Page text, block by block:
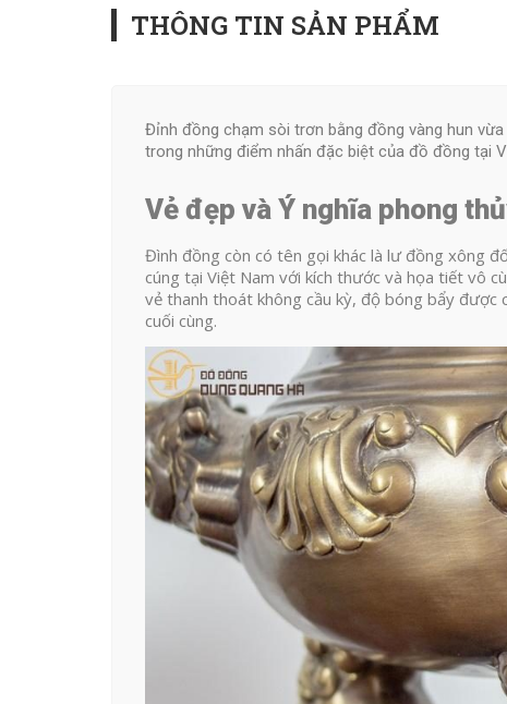
THÔNG TIN SẢN PHẨM
Đỉnh đồng chạm sòi trơn bằng đồng vàng hun
trong những điểm nhấn đặc biệt của đồ đồng tại
Vẻ đẹp và Ý nghĩa phong
Đình đồng còn có tên gọi khác là lư đồng xông
cúng tại Việt Nam với kích thước và họa tiết vô
vẻ thanh thoát không cầu kỳ, độ bóng bẩy được
cuối cùng.